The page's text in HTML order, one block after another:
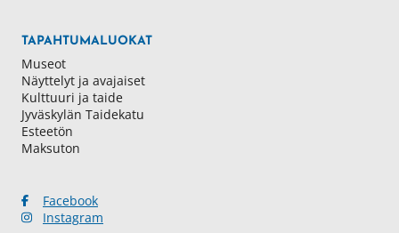
TAPAHTUMALUOKAT
Museot
Näyttelyt ja avajaiset
Kulttuuri ja taide
Jyväskylän Taidekatu
Esteetön
Maksuton
Facebook
Instagram